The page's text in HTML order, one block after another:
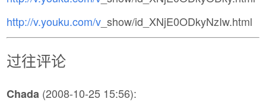
http://v.youku.com/v _show/id_XNjE0ODkyNzIw.html
过往评论
Chada (2008-10-25 15:56):